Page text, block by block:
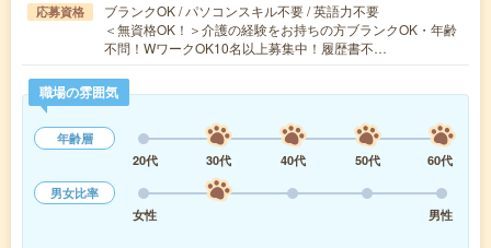
応募資格
ブランクOK / パソコンスキル不要 / 英語力不要
＜無資格OK！＞介護の経験をお持ちの方ブランクOK・年齢
不問！WワークOK10名以上募集中！履歴書不…
職場の雰囲気
年齢層
20代
30代 40代 50代
60代
男女比率
女性
男性